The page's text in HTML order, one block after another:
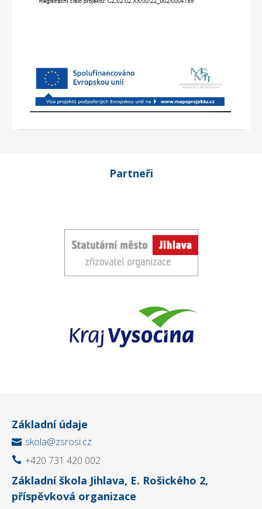
Partneři
Základní údaje
 skola@zsrosi.cz
 +420 731 420 002
Základní škola Jihlava, E. Rošického 2,
příspěvková organizace